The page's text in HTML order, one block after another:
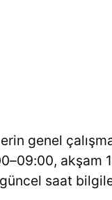
genel
akşam
saat